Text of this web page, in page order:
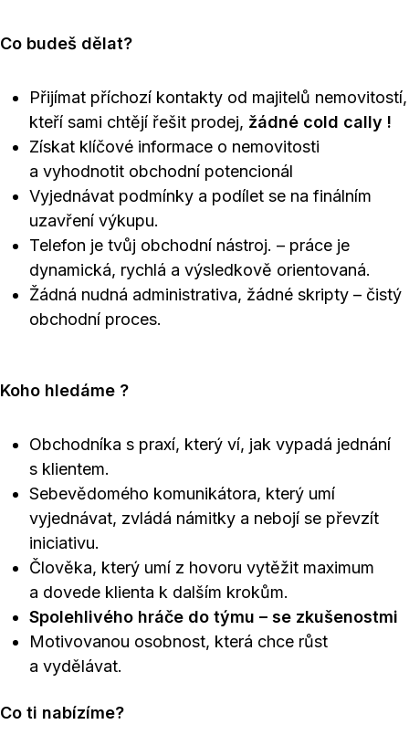
Co budeš dělat?
Přijímat příchozí kontakty od majitelů nemovitostí,
kteří sami chtějí řešit prodej, žádné cold cally !
Získat klíčové informace o nemovitosti
a vyhodnotit obchodní potencionál
Vyjednávat podmínky a podílet se na finálním
uzavření výkupu.
Telefon je tvůj obchodní nástroj. – práce je
dynamická, rychlá a výsledkově orientovaná.
Žádná nudná administrativa, žádné skripty – čistý
obchodní proces.
Koho hledáme ?
Obchodníka s praxí, který ví, jak vypadá jednání
s klientem.
Sebevědomého komunikátora, který umí
vyjednávat, zvládá námitky a nebojí se převzít
iniciativu.
Člověka, který umí z hovoru vytěžit maximum
a dovede klienta k dalším krokům.
Spolehlivého hráče do týmu – se zkušenostmi
Motivovanou osobnost, která chce růst
a vydělávat.
Co ti nabízíme?